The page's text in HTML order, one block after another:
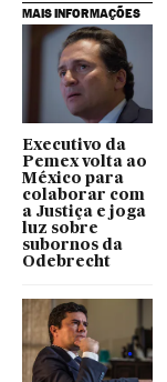
MAIS INFORMAÇÕES
Executivo da
Pemex volta ao
México para
colaborar com
a Justiça e joga
luz sobre
subornos da
Odebrecht